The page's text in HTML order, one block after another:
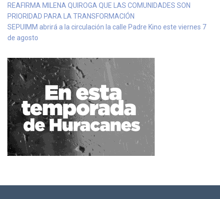
REAFIRMA MILENA QUIROGA QUE LAS COMUNIDADES SON
PRIORIDAD PARA LA TRANSFORMACIÓN
SEPUIMM abrirá a la circulación la calle Padre Kino este viernes 7
de agosto